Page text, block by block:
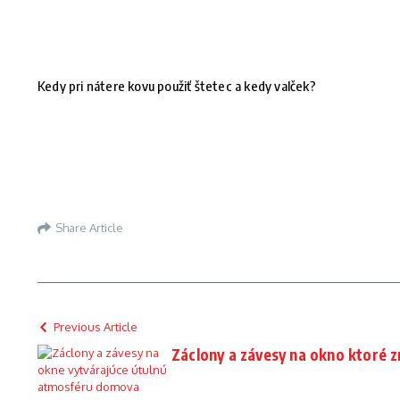
Kedy pri nátere kovu použiť štetec a kedy valček?
Share Article
Previous Article
Záclony a závesy na okno ktoré